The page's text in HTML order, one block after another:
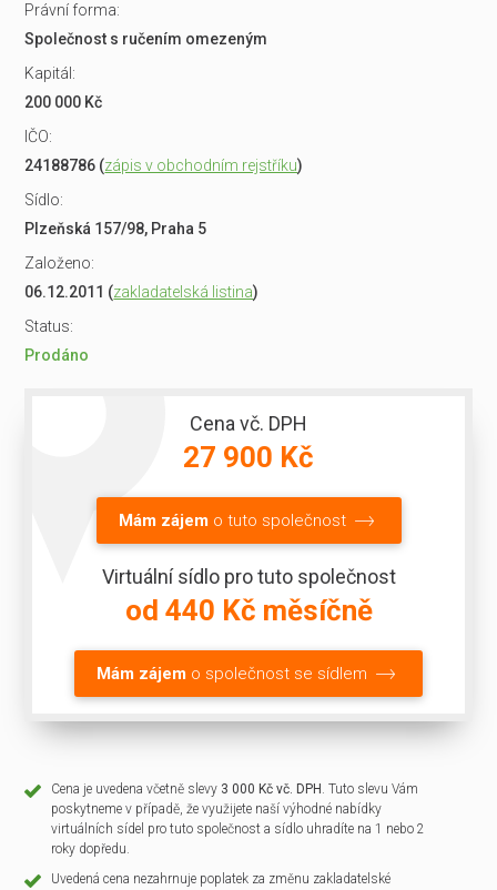
Právní forma:
Společnost s ručením omezeným
Kapitál:
200 000 Kč
IČO:
24188786 (zápis v obchodním rejstříku)
Sídlo:
Plzeňská 157/98, Praha 5
Založeno:
06.12.2011 (zakladatelská listina)
Status:
Prodáno
Cena vč. DPH
27 900 Kč
Mám zájemo tuto společnost
Virtuální sídlo pro tuto společnost
od 440 Kč měsíčně
Mám zájem o společnost se sídlem
Cena je uvedena včetně slevy 3 000 Kč vč. DPH . Tuto slevu Vám
poskytneme v případě, že využijete naší výhodné nabídky
virtuálních sídel pro tuto společnost a sídlo uhradíte na 1 nebo 2
roky dopředu.
Uvedená cena nezahrnuje poplatek za změnu zakladatelské